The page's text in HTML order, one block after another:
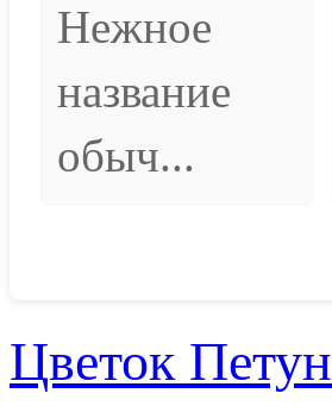
Нежное
название
обыч...
Цветок